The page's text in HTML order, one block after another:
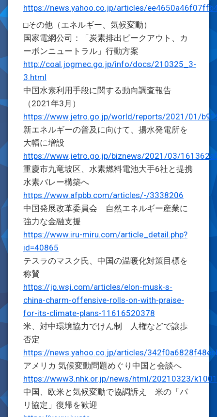
https://news.yahoo.co.jp/articles/
□その他（エネルギー、気候変動）
国家電網公司：「炭素排出ピークアウト、カ
ーボンニュートラル」行動方案
http://coal.jogmec.go.jp/info/docs/210325_3-
3.html
中国水素利用手段に関する動向調査報告
（2021年3月）
https://www.jetro.go.jp/world/reports/2021/01/
新エネルギーの普及に向けて、揚水発電所を
大幅に増設
https://www.jetro.go.jp/biznews/2021/03/
重慶市九竜坡区、水素燃料電池大手6社と提携
水素バレー構築へ
https://www.afpbb.com/articles/-/3338206
中国発展改革委員会 自然エネルギー産業に
強力な金融支援
https://www.iru-miru.com/article_detail.php?
id=40865
テスラのマスク氏、中国の温暖化対策目標を
称賛
https://jp.wsj.com/articles/elon-musk-s-
china-charm-offensive-rolls-on-with-praise-
for-its-climate-plans-11616520378
米、対中環境協力でけん制 人権などで譲歩
否定
https://news.yahoo.co.jp/articles/
アメリカ 気候変動問題めぐり中国と会談へ
https://www3.nhk.or.jp/news/html/20210323/
中国、欧米と気候変動で協調訴え 米の「パ
リ協定」復帰を歓迎